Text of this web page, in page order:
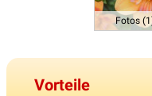
Fotos
Vorteile